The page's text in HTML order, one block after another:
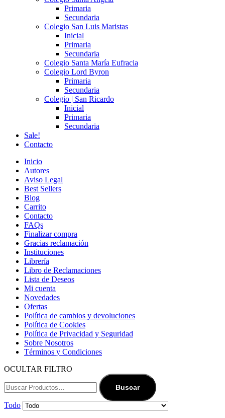
Primaria
Secundaria
Colegio San Luis Maristas
Inicial
Primaria
Secundaria
Colegio Santa María Eufracia
Colegio Lord Byron
Primaria
Secundaria
Colegio | San Ricardo
Inicial
Primaria
Secundaria
Sale!
Contacto
Inicio
Autores
Aviso Legal
Best Sellers
Blog
Carrito
Contacto
FAQs
Finalizar compra
Gracias reclamación
Instituciones
Librería
Libro de Reclamaciones
Lista de Deseos
Mi cuenta
Novedades
Ofertas
Política de cambios y devoluciones
Política de Cookies
Política de Privacidad y Seguridad
Sobre Nosotros
Términos y Condiciones
OCULTAR FILTRO
Buscar
Todo